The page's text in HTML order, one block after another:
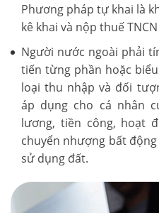
Phương pháp tự khai là
kê khai và nộp thuế
Người nước ngoài phải
tiến từng phần hoặc
loại thu nhập và đối
áp dụng cho cá nhân
lương, tiền công, hoạt
chuyển nhượng bất
sử dụng đất.